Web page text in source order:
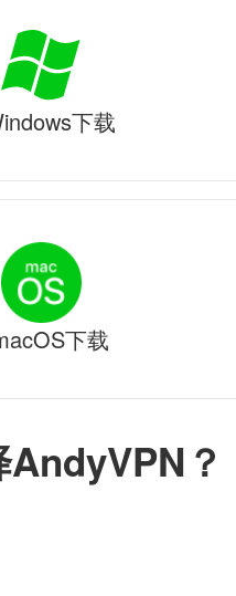
？
下载
下载